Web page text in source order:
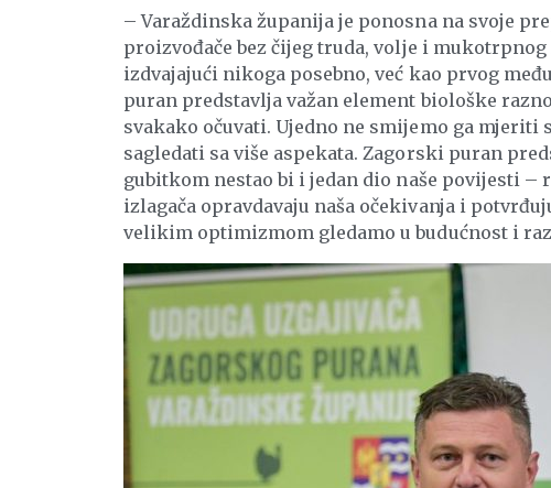
– Varaždinska županija je ponosna na svoje
proizvođače bez čijeg truda, volje i
izdvajajući nikoga posebno, već kao prvog
puran predstavlja važan element biološke
svakako očuvati. Ujedno ne smijemo ga
sagledati sa više aspekata. Zagorski puran
gubitkom nestao bi i jedan dio naše povijesti –
izlagača opravdavaju naša očekivanja i
velikim optimizmom gledamo u budućnost i